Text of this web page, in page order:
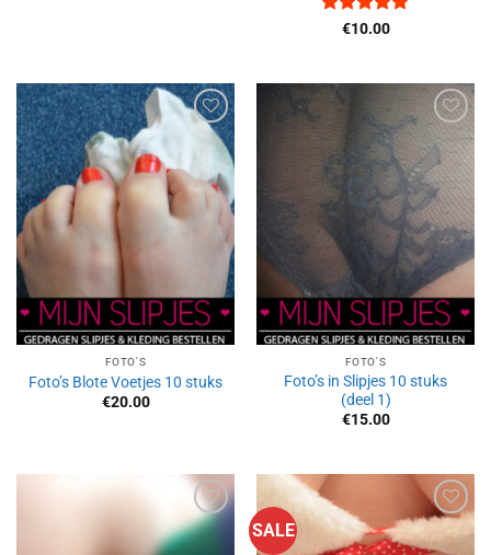
Waardering
€10.00
verlanglijst
toevoegen
FOTO'S
Foto’s Blote Voetjes 10 stuks
€20.00
Aan
verlanglijst
toevoegen
FOTO'S
Foto’s in Slipjes 10 stuks
(deel 1)
€15.00
Aan
verlanglijst
SALE
verlanglijst